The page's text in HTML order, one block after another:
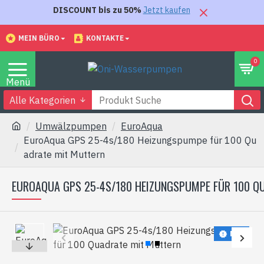
DISCOUNT bis zu 50%Jetzt kaufen
MEIN BÜRO KONTAKTE
0
Alle Kategorien
Umwälzpumpen
EuroAqua
EuroAqua GPS 25-4s/180 Heizungspumpe für 100 Qu
adrate mit Muttern
EUROAQUA GPS 25-4S/180 HEIZUNGSPUMPE FÜR 100
NEU